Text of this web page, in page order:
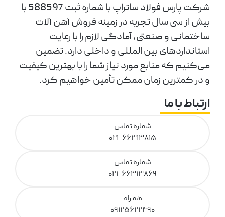
شرکت پارس فولاد ساتراپ با شماره ثبت 588597 با
بیش از سی سال تجربه در زمینه فروش آهن آلات
ساختمانی و صنعتی، آمادگی لازم را با رعایت
استانداردهای بین المللی و داخلی دارد. تضمین
می‌کنیم که منابع مورد نیاز شما را با بهترین کیفیت
و در کمترین زمان ممکن تأمین خواهیم کرد.
ارتباط با ما
شماره تماس
۰۲۱-۶۶۳۱۳۸۱۵
شماره تماس
۰۲۱-۶۶۳۱۳۸۶۹
همراه
۰۹۱۲۵۶۲۲۴۹۰